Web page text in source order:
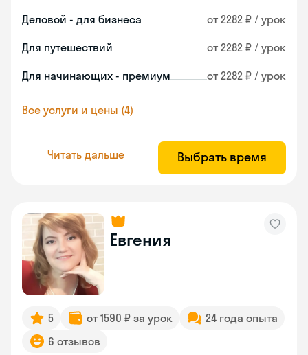
Деловой - для бизнеса от 2282 ₽ / урок
Для путешествий от 2282 ₽ / урок
Для начинающих - премиум от 2282 ₽ / урок
Все услуги и цены (4)
Читать дальше Выбрать время
Евгения
5 от 1590 ₽ за урок
24 года опыта
6 отзывов